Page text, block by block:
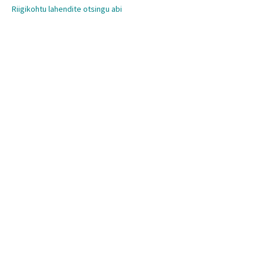
Riigikohtu lahendite otsingu abi